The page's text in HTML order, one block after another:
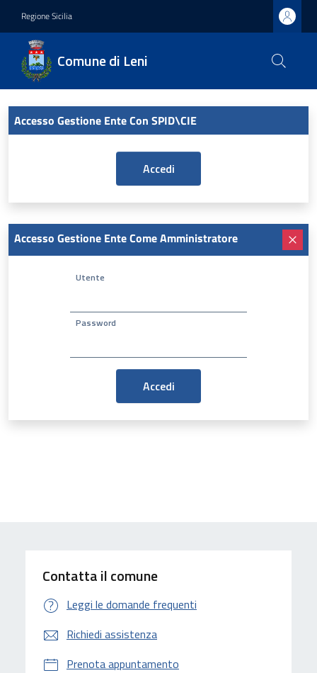
Regione Sicilia
Comune di Leni
Accesso Gestione Ente Con SPID\CIE
Accesso Gestione Ente Come Amministratore
Utente
Password
Contatta il comune
Leggi le domande frequenti
Richiedi assistenza
Prenota appuntamento